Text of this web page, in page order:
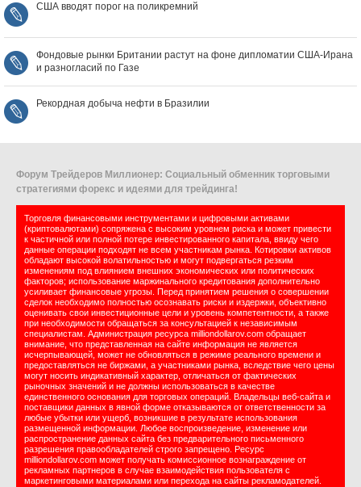
США вводят порог на поликремний
Фондовые рынки Британии растут на фоне дипломатии США‑Ирана
и разногласий по Газе
Рекордная добыча нефти в Бразилии
Форум Трейдеров Миллионер: Социальный обменник торговыми
стратегиями форекс и идеями для трейдинга!
Торговля финансовыми инструментами и цифровыми активами
(криптовалютами) сопряжена с высоким уровнем риска и может привести
к частичной или полной потере инвестированного капитала, ввиду чего
данные операции подходят не всем участникам рынка. Котировки активов
обладают высокой волатильностью и могут подвергаться резким
изменениям под влиянием внешних экономических или политических
факторов; использование маржинального кредитования дополнительно
усиливает финансовые угрозы. Перед принятием решения о совершении
сделок необходимо полностью осознавать риски и издержки, объективно
оценивать свои инвестиционные цели и уровень компетентности, а также
при необходимости обращаться за консультацией к независимым
специалистам. Администрация ресурса milliondollarov.com обращает
внимание, что представленная на сайте информация не является
исчерпывающей, может не обновляться в режиме реального времени и
предоставляться не биржами, а участниками рынка, вследствие чего цены
могут носить индикативный характер, отличаться от фактических
рыночных значений и не должны использоваться в качестве
единственного основания для торговых операций. Владельцы веб-сайта и
поставщики данных в явной форме отказываются от ответственности за
любые убытки или ущерб, возникшие в результате использования
размещенной информации. Любое воспроизведение, изменение или
распространение данных сайта без предварительного письменного
разрешения правообладателей строго запрещено. Ресурс
milliondollarov.com может получать комиссионное вознаграждение от
рекламных партнеров в случае взаимодействия пользователя с
маркетинговыми материалами или перехода на сайты рекламодателей.